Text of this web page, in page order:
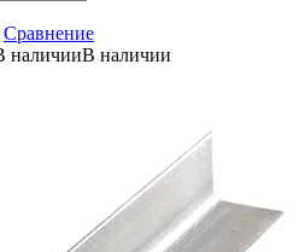
Сравнение
В наличии